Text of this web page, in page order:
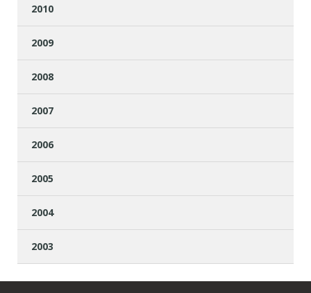
2010
2009
2008
2007
2006
2005
2004
2003